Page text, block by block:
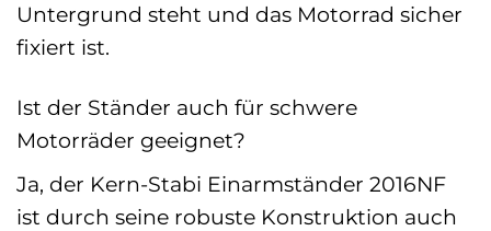
Untergrund steht und das Motorrad sicher
fixiert ist.
Ist der Ständer auch für schwere
Motorräder geeignet?
Ja, der Kern-Stabi Einarmständer 2016NF
ist durch seine robuste Konstruktion auch